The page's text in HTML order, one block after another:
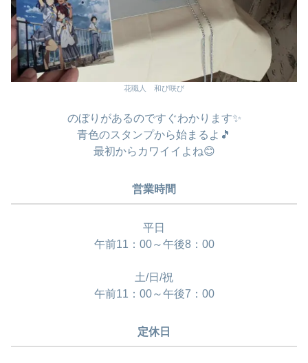
花職人 和び咲び
のぼりがあるのですぐわかります✨
青色のスタンプから始まるよ🎵
最初からカワイイよね😊
営業時間
平日
午前11：00～午後8：00
土/日/祝
午前11：00～午後7：00
定休日